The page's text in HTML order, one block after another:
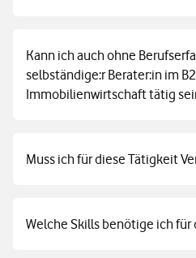
Kann ich auch ohne
selbständige:r Berater:in im
Immobilienwirtschaft tätig
Muss ich für diese Tätigkeit
Welche Skills benötige ich für